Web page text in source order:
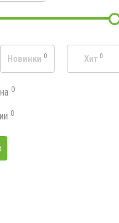
Новинки 0 Хит 0
0
0